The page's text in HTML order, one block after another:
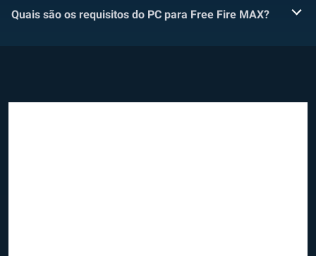
Quais são os requisitos do PC para Free Fire MAX?